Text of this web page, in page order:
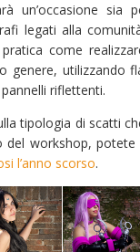
un’occasione sia
legati alla
come
genere, utilizzando
riflettenti.
tipologia di scatti
workshop, potete
l’anno scorso.